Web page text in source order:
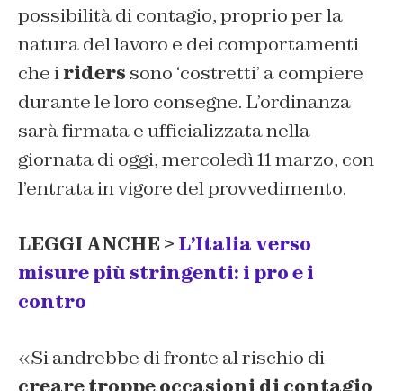
possibilità di contagio, proprio per la
natura del lavoro e dei comportamenti
che iriders sono ‘costretti’ a compiere
durante le loro consegne. L’ordinanza
sarà firmata e ufficializzata nella
giornata di oggi, mercoledì 11 marzo, con
l’entrata in vigore del provvedimento.
LEGGI ANCHE > L’Italia verso
misure più stringenti: i pro e i
contro
«Si andrebbe di fronte al rischio di